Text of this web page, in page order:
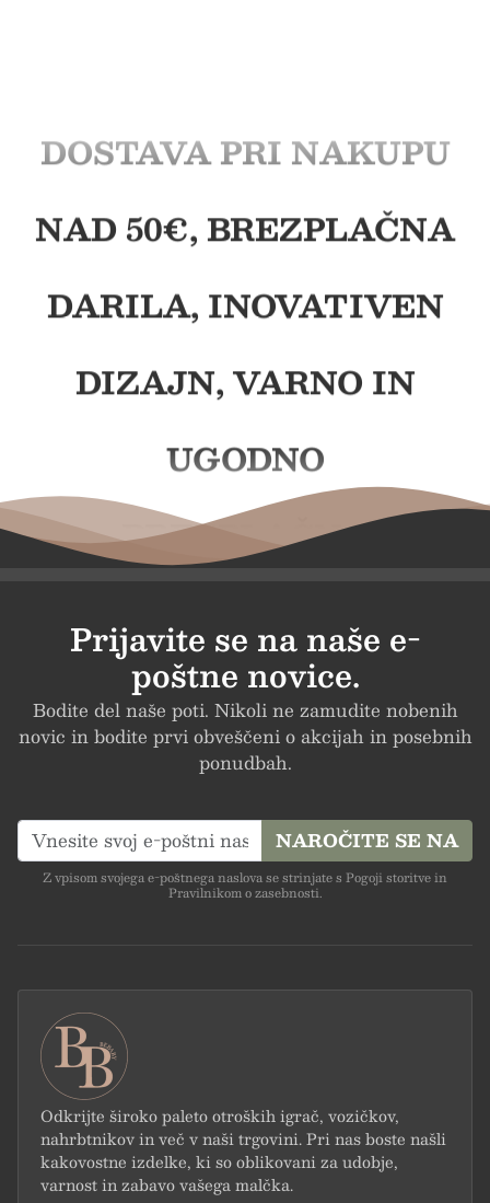
DOSTAVA PRI NAKUPU
NAD 50€, BREZPLAČNA
DARILA, INOVATIVEN
DIZAJN, VARNO IN
UGODNO
BREZPLAČNA
NAD 50€, BREZPLAČNA
DARILA, INOVATIVEN
DIZAJN, VARNO IN
UGODNO
BREZPLAČNA
DOSTAVA PRI NAKUPU
NAD 50€, BREZPLAČNA
Prijavite se na naše e-
poštne novice.
Bodite del naše poti. Nikoli ne zamudite nobenih
novic in bodite prvi obveščeni o akcijah in posebnih
ponudbah.
NAROČITE SE NA
Z vpisom svojega e-poštnega naslova se strinjate s Pogoji storitve in
Pravilnikom o zasebnosti.
Odkrijte široko paleto otroških igrač, vozičkov,
nahrbtnikov in več v naši trgovini. Pri nas boste našli
kakovostne izdelke, ki so oblikovani za udobje,
varnost in zabavo vašega malčka.